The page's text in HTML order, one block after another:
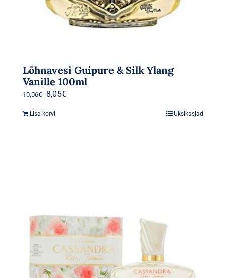
Lõhnavesi Guipure & Silk Ylang
Vanille 100ml
10,06€
Algne
8,05€Praegune
Lisa korvi Üksikasjad